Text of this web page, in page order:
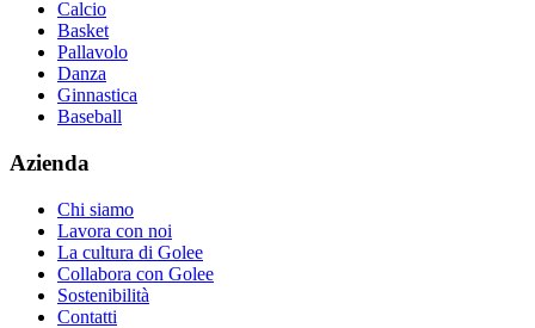
Calcio
Basket
Pallavolo
Danza
Ginnastica
Baseball
Azienda
Chi siamo
Lavora con noi
La cultura di Golee
Collabora con Golee
Sostenibilità
Contatti